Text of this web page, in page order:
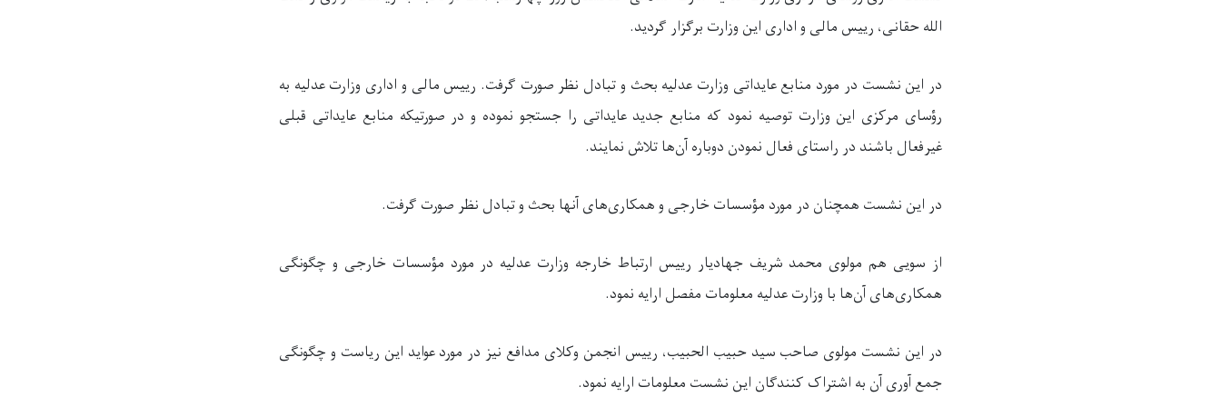
الله حقانی، رییس مالی و اداری این وزارت برگزار گردید.
در این نشست در مورد منابع عایداتی وزارت عدلیه بحث و تبادل نظر صورت گرفت. رییس مالی و اداری وزارت عدلیه به
رؤسای مرکزی این وزارت توصیه نمود که منابع جدید عایداتی را جستجو نموده و در صورتیکه منابع عایداتی قبلی
غیرفعال باشند در راستای فعال نمودن دوباره آن‌ها تلاش نمایند.
در این نشست همچنان در مورد مؤسسات خارجی و همکاری‌های آنها بحث و تبادل نظر صورت گرفت.
از سویی هم مولوی محمد شریف جهادیار رییس ارتباط خارجه وزارت عدلیه در مورد مؤسسات خارجی و چگونگی
همکاری‌های آن‌ها با وزارت عدلیه معلومات مفصل ارایه نمود.
در این نشست مولوی صاحب سید حبیب الحبیب، رییس انجمن وکلای مدافع نیز در مورد عواید این ریاست و چگونگی
جمع آوری آن به اشتراک کنندگان این نشست معلومات ارایه نمود.